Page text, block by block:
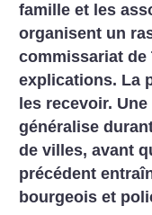
famille et les
organisent un
commissariat de
explications. La
les recevoir.
généralise
de villes, avant
précédent
bourgeois et